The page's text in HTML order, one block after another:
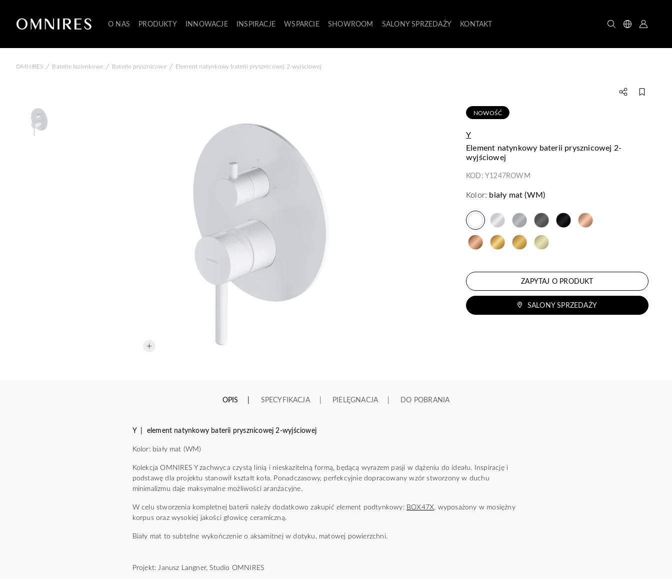
O NAS PRODUKTY INNOWACJE INSPIRACJE WSPARCIE SHOWROOM SALONY SPRZEDAŻY KONTAKT
OMNIRES / Baterie łazienkowe / Baterie prysznicowe / Element natynkowy baterii prysznicowej 2-wyjściowej
NOWOŚĆ
Y
element natynkowy baterii prysznicowej 2-
wyjściowej
KOD: Y1247ROWM
Kolor: biały mat (WM)
ZAPYTAJ O PRODUKT
SALONY SPRZEDAŻY
OPIS SPECYFIKACJA PIELĘGNACJA DO POBRANIA
Y | element natynkowy baterii prysznicowej 2-wyjściowej
Kolor: biały mat (WM)
Kolekcja OMNIRES Y zachwyca czystą linią i nieskazitelną formą, będącą wyrazem pasji w dążeniu do ideału. Inspirację i
podstawę dla projektu stanowił kształt koła. Ponadczasowy, perfekcyjnie dopracowany wzór stworzony w duchu
minimalizmu daje maksymalne możliwości aranżacyjne.
W celu stworzenia kompletnej baterii należy dodatkowo zakupić element podtynkowy: BOX47X, wyposażony w mosiężny
korpus oraz wysokiej jakości głowicę ceramiczną.
Biały mat to subtelne wykończenie o aksamitnej w dotyku, matowej powierzchni.
Projekt: Janusz Langner, Studio OMNIRES